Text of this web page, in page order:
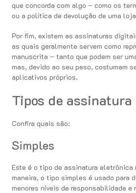
que concorda com algo – como os
ou a política de devolução de uma
Por fim, existem as assinaturas
as quais geralmente servem como
manuscrita – tanto que podem ser
mas, devido ao seu peso, costumam
aplicativos próprios.
Tipos de
Confira quais são:
Simples
Este é o tipo de assinatura eletrônica
maneira, o tipo simples é usado para
menores níveis de responsabilidade e